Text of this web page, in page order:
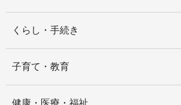
くらし・手続き
子育て・教育